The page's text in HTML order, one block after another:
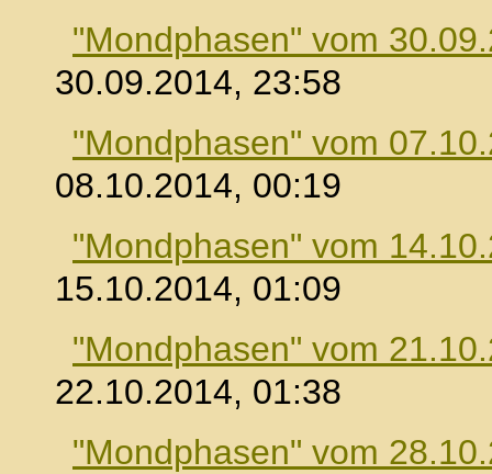
"Mondphasen" vom
30.09.2014, 23:58
"Mondphasen" vom
08.10.2014, 00:19
"Mondphasen" vom
15.10.2014, 01:09
"Mondphasen" vom
22.10.2014, 01:38
"Mondphasen" vom